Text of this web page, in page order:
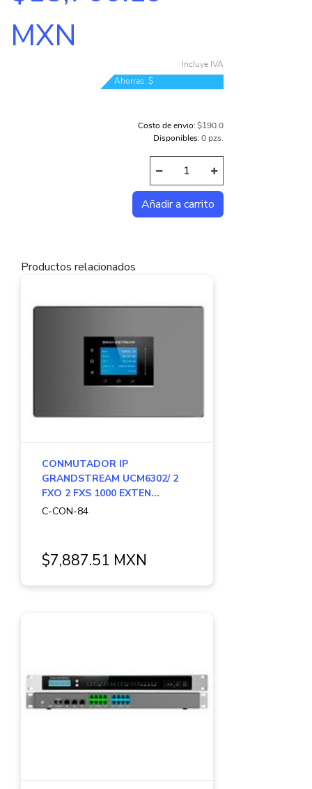
MXN
Incluye IVA
Ahorras: $
Costo de envio:$190.0
Disponibles:0 pzs.
Productos relacionados
CONMUTADOR IP
GRANDSTREAM UCM6302/ 2
FXO 2 FXS 1000 EXTEN...
C-CON-84
$7,887.51 MXN